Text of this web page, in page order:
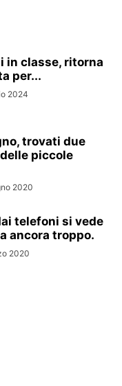
in classe, ritorna
per...
2024
trovati due
piccole
2020
telefoni si vede
ancora troppo.
2020